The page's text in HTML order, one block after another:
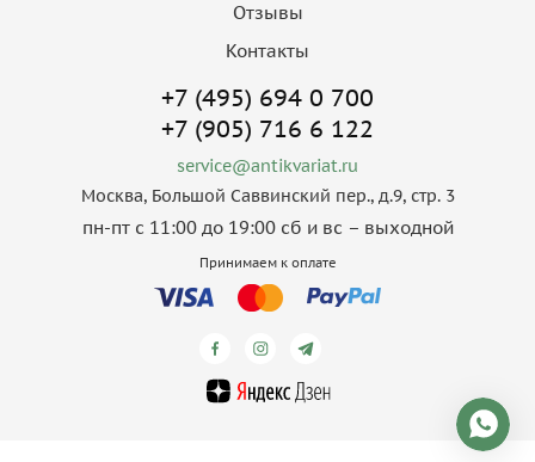
Отзывы
Контакты
+7 (495) 694 0 700
+7 (905) 716 6 122
service@antikvariat.ru
Москва, Большой Саввинский пер., д.9, стр. 3
пн-пт с 11:00 до 19:00 сб и вс – выходной
Принимаем к оплате